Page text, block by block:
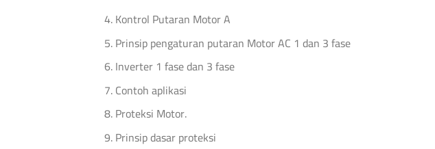
Kontrol Putaran Motor A
Prinsip pengaturan putaran Motor AC 1 dan 3 fase
Inverter 1 fase dan 3 fase
Contoh aplikasi
Proteksi Motor.
Prinsip dasar proteksi